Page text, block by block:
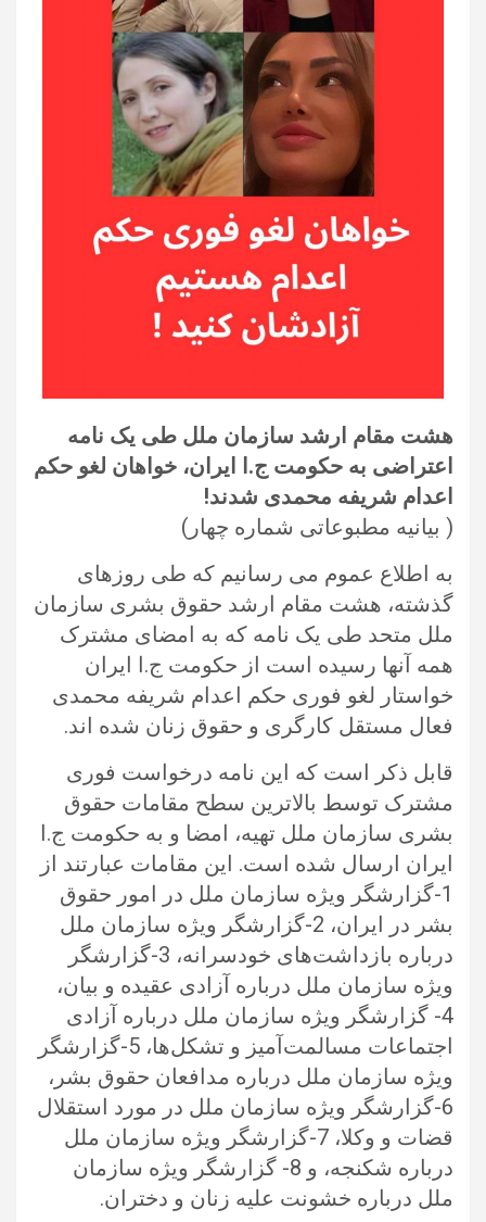
هشت مقام ارشد سازمان ملل طی یک نامه
اعتراضی به حکومت ج.ا ایران، خواهان لغو حکم
اعدام شریفه محمدی شدند!
( بیانیه مطبوعاتی شماره چهار)
به اطلاع عموم می رسانیم که طی روزهای
گذشته، هشت مقام ارشد حقوق بشری سازمان
ملل متحد طی یک نامه که به امضای مشترک
همه آنها رسیده است از حکومت ج.ا ایران
خواستار لغو فوری حکم اعدام شریفه محمدی
فعال مستقل کارگری و حقوق زنان شده اند.
قابل ذکر است که این نامه درخواست فوری
مشترک توسط بالاترین سطح مقامات حقوق
بشری سازمان ملل تهیه، امضا و به حکومت ج.ا
ایران ارسال شده است. این مقامات عبارتند از
1-گزارشگر ویژه سازمان ملل در امور حقوق
بشر در ایران، 2-گزارشگر ویژه سازمان ملل
درباره بازداشت‌های خودسرانه، 3-گزارشگر
ویژه سازمان ملل درباره آزادی عقیده و بیان،
4- گزارشگر ویژه سازمان ملل درباره آزادی
اجتماعات مسالمت‌آمیز و تشکل‌ها، 5-گزارشگر
ویژه سازمان ملل درباره مدافعان حقوق بشر،
6-گزارشگر ویژه سازمان ملل در مورد استقلال
قضات و وکلا، 7-گزارشگر ویژه سازمان ملل
درباره شکنجه، و 8- گزارشگر ویژه سازمان
ملل درباره خشونت علیه زنان و دختران.